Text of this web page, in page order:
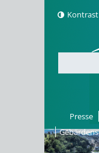
Kontrast
Presse